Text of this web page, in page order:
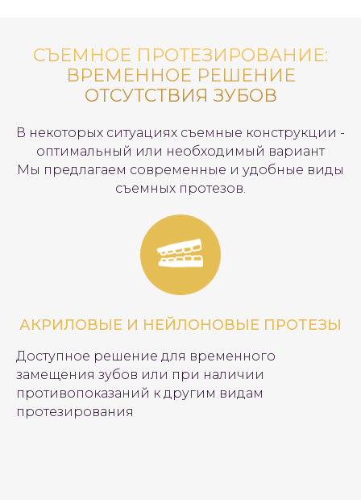
СЪЕМНОЕ ПРОТЕЗИРОВАНИЕ:
ВРЕМЕННОЕ РЕШЕНИЕ
ОТСУТСТВИЯ ЗУБОВ
В некоторых ситуациях съемные конструкции -
оптимальный или необходимый вариант
Мы предлагаем современные и удобные виды
съемных протезов.
АКРИЛОВЫЕ И НЕЙЛОНОВЫЕ ПРОТЕЗЫ
Доступное решение для временного
замещения зубов или при наличии
противопоказаний к другим видам
протезирования